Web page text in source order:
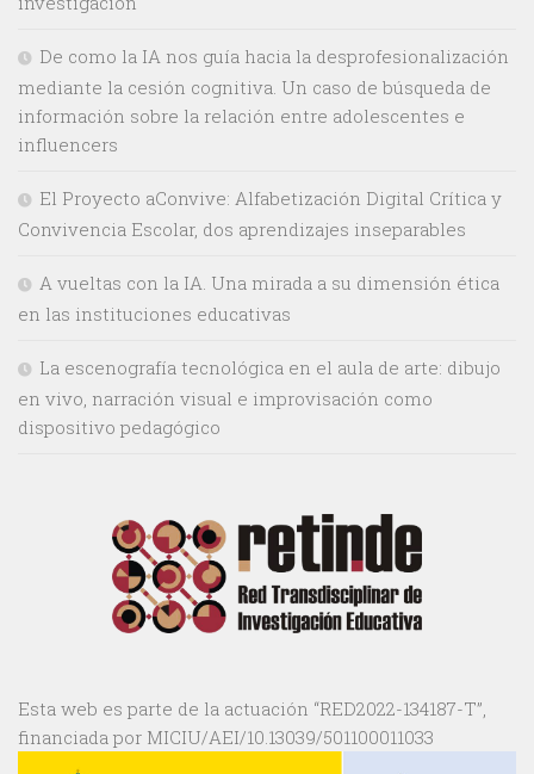
De como la IA nos guía hacia la desprofesionalización
mediante la cesión cognitiva. Un caso de búsqueda de
información sobre la relación entre adolescentes e
influencers
El Proyecto aConvive: Alfabetización Digital Crítica y
Convivencia Escolar, dos aprendizajes inseparables
A vueltas con la IA. Una mirada a su dimensión ética
en las instituciones educativas
La escenografía tecnológica en el aula de arte: dibujo
en vivo, narración visual e improvisación como
dispositivo pedagógico
Esta web es parte de la actuación “RED2022-134187-T”,
financiada por MICIU/AEI/10.13039/501100011033